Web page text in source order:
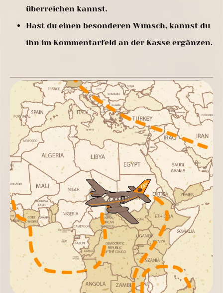
überreichen kannst.
Hast du einen besonderen Wunsch, kannst du
ihn im Kommentarfeld an der Kasse ergänzen.